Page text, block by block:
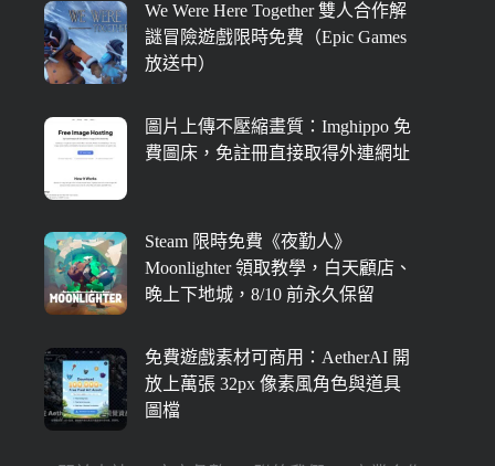
We Were Here Together 雙人合作解
謎冒險遊戲限時免費（Epic Games
放送中）
圖片上傳不壓縮畫質：Imghippo 免
費圖床，免註冊直接取得外連網址
Steam 限時免費《夜勤人》
Moonlighter 領取教學，白天顧店、
晚上下地城，8/10 前永久保留
免費遊戲素材可商用：AetherAI 開
放上萬張 32px 像素風角色與道具
圖檔